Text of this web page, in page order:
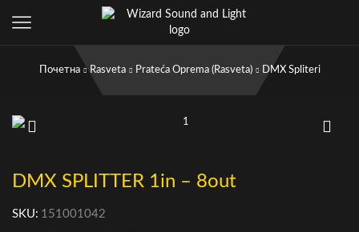
Почетна Rasveta Prateća Oprema (rasveta) DMX Spliteri
DMX SPLITTER 1in – 8out
SKU: 151001042